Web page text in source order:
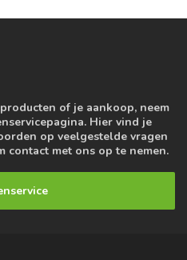
of je aankoop, neem
Hier vind je
op veelgestelde vragen
contact met ons op te nemen.